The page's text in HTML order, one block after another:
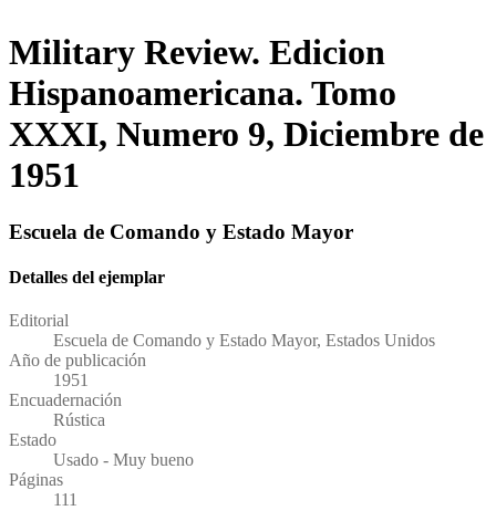
Military Review. Edicion
Hispanoamericana. Tomo
XXXI, Numero 9, Diciembre de
1951
Escuela de Comando y Estado Mayor
Detalles del ejemplar
Editorial
Escuela de Comando y Estado Mayor, Estados Unidos
Año de publicación
1951
Encuadernación
Rústica
Estado
Usado - Muy bueno
Páginas
111